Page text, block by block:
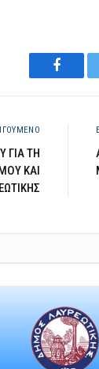
ΓΙΑ ΤΗ
ΚΑΙ